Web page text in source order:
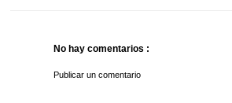
No hay comentarios :
Publicar un comentario